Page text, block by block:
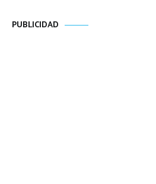
PUBLICIDAD